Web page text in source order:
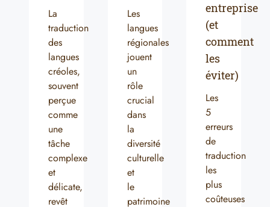
La
traduction
des
langues
créoles,
souvent
perçue
comme
une
tâche
complexe
et
délicate,
revêt
Les
langues
régionales
jouent
un
rôle
crucial
dans
la
diversité
culturelle
et
le
patrimoine
entreprise
(et
comment
les
éviter)
Les
5
erreurs
de
traduction
les
plus
coûteuses